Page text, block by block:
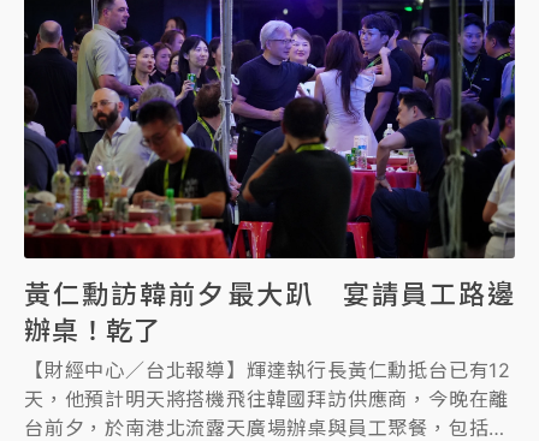
黃仁勳訪韓前夕最大趴 宴請員工路邊
辦桌！乾了
【財經中心／台北報導】輝達執行長黃仁勳抵台已有12
天，他預計明天將搭機飛往韓國拜訪供應商，今晚在離
台前夕，於南港北流露天廣場辦桌與員工聚餐，包括黃